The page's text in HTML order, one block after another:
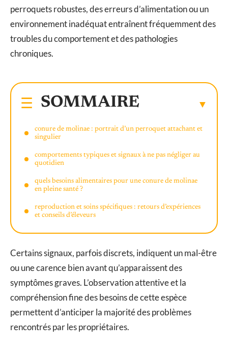
perroquets robustes, des erreurs d’alimentation ou un
environnement inadéquat entraînent fréquemment des
troubles du comportement et des pathologies
chroniques.
SOMMAIRE
conure de molinae : portrait d’un perroquet attachant et
singulier
comportements typiques et signaux à ne pas négliger au
quotidien
quels besoins alimentaires pour une conure de molinae
en pleine santé ?
reproduction et soins spécifiques : retours d’expériences
et conseils d’éleveurs
Certains signaux, parfois discrets, indiquent un mal-être
ou une carence bien avant qu’apparaissent des
symptômes graves. L’observation attentive et la
compréhension fine des besoins de cette espèce
permettent d’anticiper la majorité des problèmes
rencontrés par les propriétaires.